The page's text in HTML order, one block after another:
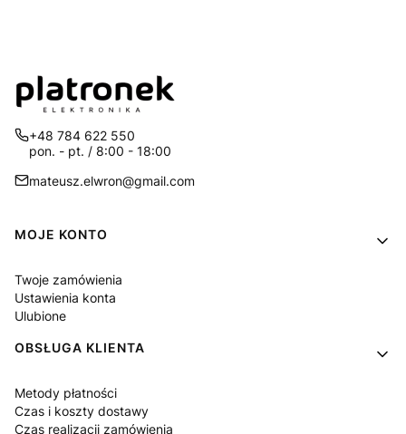
+48 784 622 550
pon. - pt. / 8:00 - 18:00
mateusz.elwron@gmail.com
Linki w stopce
MOJE KONTO
Twoje zamówienia
Ustawienia konta
Ulubione
OBSŁUGA KLIENTA
Metody płatności
Czas i koszty dostawy
Czas realizacji zamówienia